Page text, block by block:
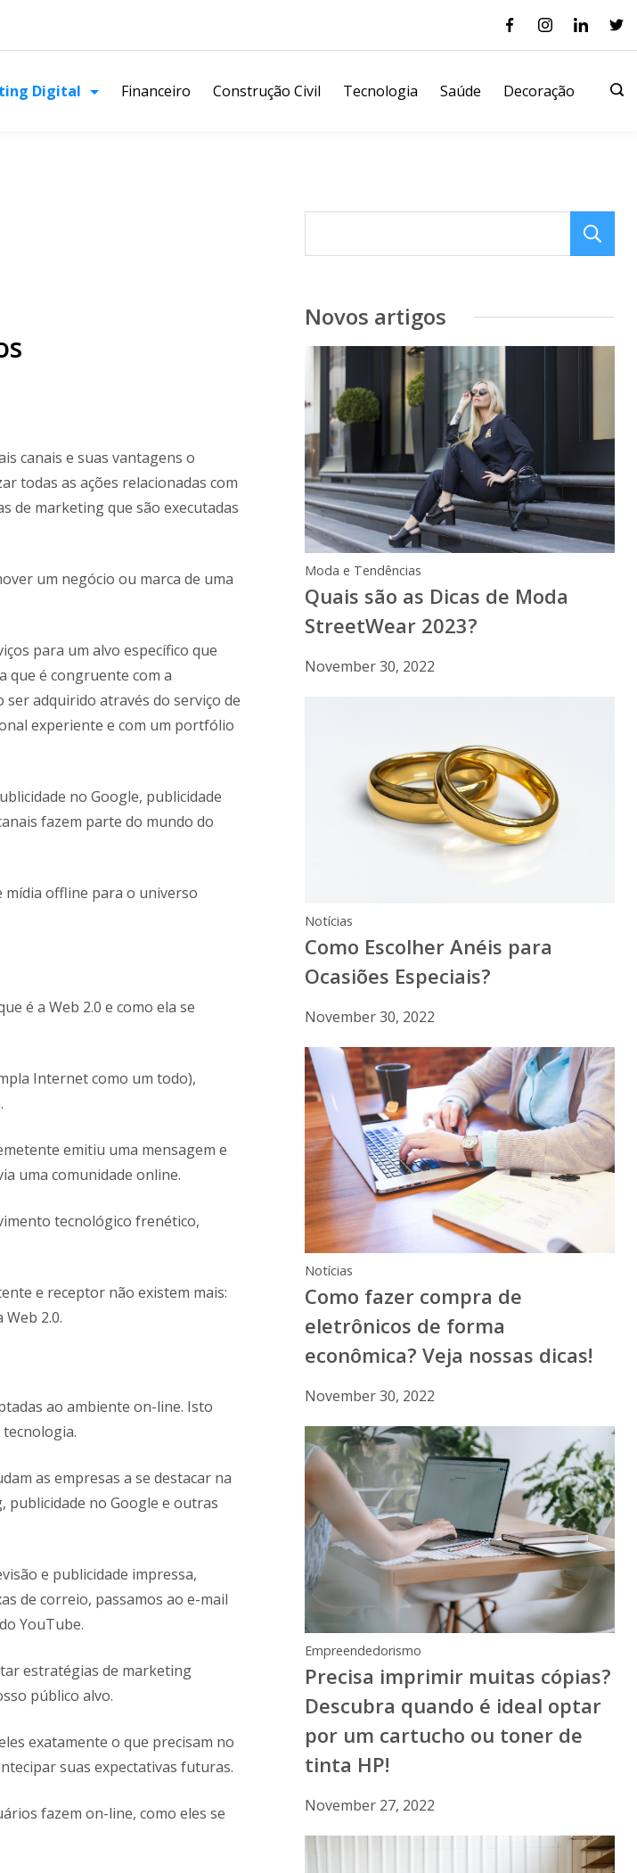
Digital Financeiro Construção Civil Tecnologia Saúde Decoração
canais e suas vantagens o
todas as ações relacionadas com
de marketing que são executadas
um negócio ou marca de uma
para um alvo específico que
que é congruente com a
adquirido através do serviço de
experiente e com um portfólio
no Google, publicidade
fazem parte do mundo do
mídia offline para o universo
é a Web 2.0 e como ela se
Internet como um todo),
emitiu uma mensagem e
uma comunidade online.
tecnológico frenético,
e receptor não existem mais:
2.0.
ao ambiente on-line. Isto
as empresas a se destacar na
publicidade no Google e outras
e publicidade impressa,
de correio, passamos ao e-mail
YouTube.
estratégias de marketing
público alvo.
exatamente o que precisam no
suas expectativas futuras.
fazem on-line, como eles se
Novos artigos
Moda e Tendências
Quais são as Dicas de Moda
StreetWear 2023?
November 30, 2022
Notícias
Como Escolher Anéis para
Ocasiões Especiais?
November 30, 2022
Notícias
Como fazer compra de
eletrônicos de forma
econômica? Veja nossas dicas!
November 30, 2022
Empreendedorismo
Precisa imprimir muitas cópias?
Descubra quando é ideal optar
por um cartucho ou toner de
tinta HP!
November 27, 2022